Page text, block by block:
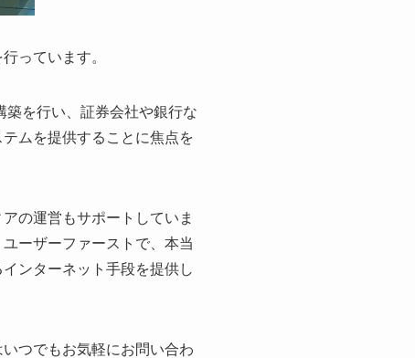
っています。
を行い、証券会社や銀行な
ムを提供することに焦点を
の運営もサポートしていま
ーザーファーストで、本当
ンターネット手段を提供し
つでもお気軽にお問い合わ